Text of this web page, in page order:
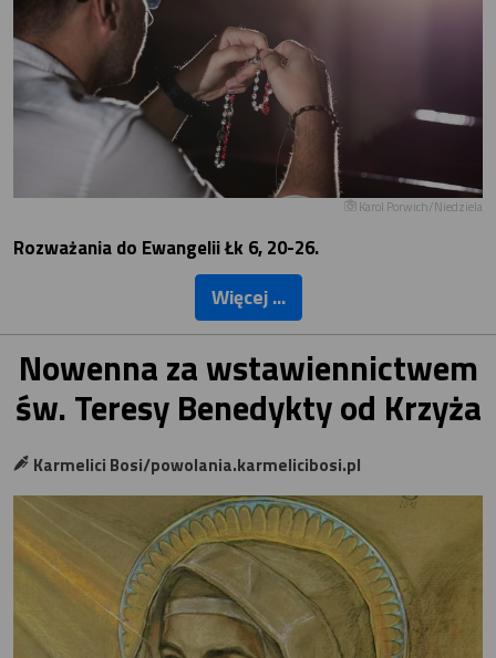
Karol Porwich/Niedziela
Rozważania do Ewangelii Łk 6, 20-26.
Więcej ...
Nowenna za wstawiennictwem
św. Teresy Benedykty od Krzyża
Karmelici Bosi/powolania.karmelicibosi.pl